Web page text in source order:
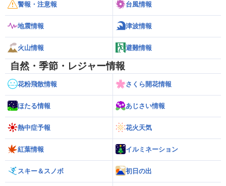
警報・注意報 台風情報
地震情報 津波情報
火山情報 避難情報
自然・季節・レジャー情報
花粉飛散情報 さくら開花情報
ほたる情報 あじさい情報
熱中症予報 花火天気
紅葉情報 イルミネーション
スキー＆スノボ 初日の出